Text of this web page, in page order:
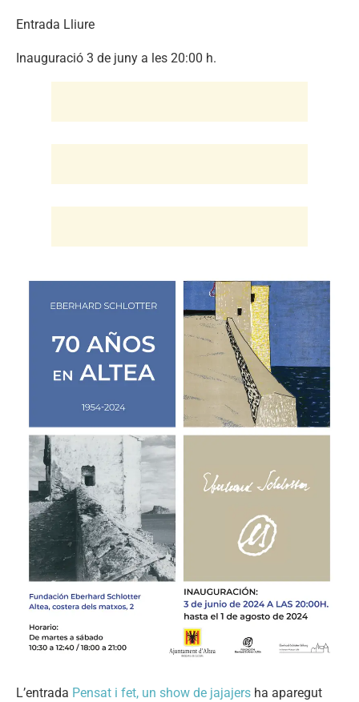
Entrada Lliure
Inauguració 3 de juny a les 20:00 h.
L’entrada Pensat i fet, un show de jajajers ha aparegut